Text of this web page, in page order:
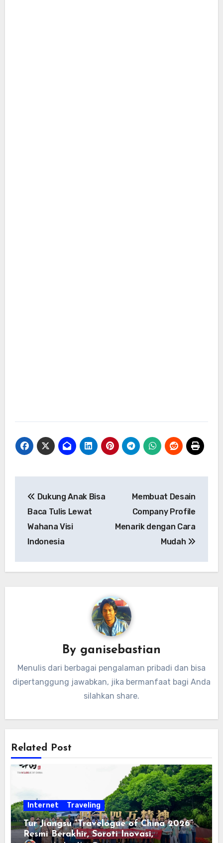
pos
Dukung Anak Bisa
Baca Tulis Lewat
Wahana Visi
Indonesia
Membuat Desain
Company Profile
Menarik dengan Cara
Mudah
By ganisebastian
Menulis dari berbagai pengalaman pribadi dan bisa
dipertanggung jawabkan, jika bermanfaat bagi Anda
silahkan share.
Related Post
Internet Traveling
Tur Jiangsu “Travelogue of China 2026”
Resmi Berakhir, Soroti Inovasi,